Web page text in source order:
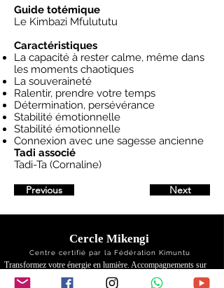
Guide totémique
Le Kimbazi Mfulututu
Caractéristiques
La capacité à rester calme, même dans
les moments chaotiques
La souveraineté
Ralentir, prendre votre temps
Détermination, persévérance
Stabilité émotionnelle
Stabilité émotionnelle
Connexion avec une sagesse ancienne
Tadi associé
Tadi-Ta (Cornaline)
Previous Next
Cercle Mikengi
Centre certifié par la Fédération Kimuntu
Transformez votre énergie en lumière. Accompagnements sur
mesure pour votre cheminement personnel et/ou professionnel